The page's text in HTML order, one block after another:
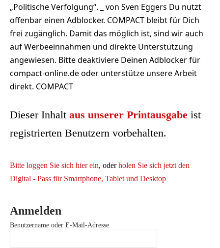
„Politische Verfolgung“. _ von Sven Eggers Du nutzt
offenbar einen Adblocker. COMPACT bleibt für Dich
frei zugänglich. Damit das möglich ist, sind wir auch
auf Werbeeinnahmen und direkte Unterstützung
angewiesen. Bitte deaktiviere Deinen Adblocker für
compact-online.de oder unterstütze unsere Arbeit
direkt. COMPACT
Dieser Inhalt aus unserer Printausgabe ist
registrierten Benutzern vorbehalten.
Bitte loggen Sie sich hier ein, oderholen Sie sich jetzt den
Digital - Pass für Smartphone, Tablet und Desktop
Anmelden
Benutzername oder E-Mail-Adresse